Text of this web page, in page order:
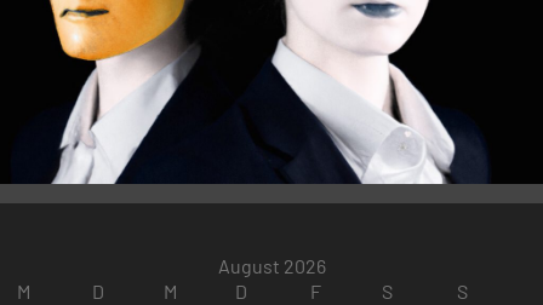
August 2026
M
D M D F S
S